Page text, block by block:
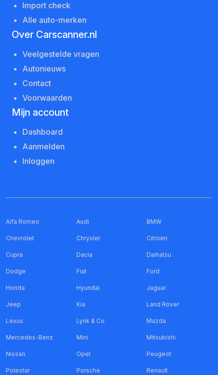
Import check
Alle auto-merken
Over Carscanner.nl
Veelgestelde vragen
Autonieuws
Contact
Voorwaarden
Mijn account
Dashboard
Aanmelden
Inloggen
Alfa Romeo Audi BMW
Chevrolet Chrysler Citroen
Cupra Dacia Daihatsu
Dodge Fiat Ford
Honda Hyundai Jaguar
Jeep Kia Land Rover
Lexus Lynk & Co Mazda
Mercedes-Benz Mini Mitsubishi
Nissan Opel Peugeot
Polestar Porsche Renault